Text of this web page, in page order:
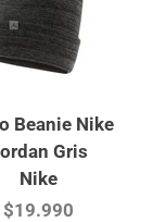
Beanie Nike
Gris
Nike
$19.990